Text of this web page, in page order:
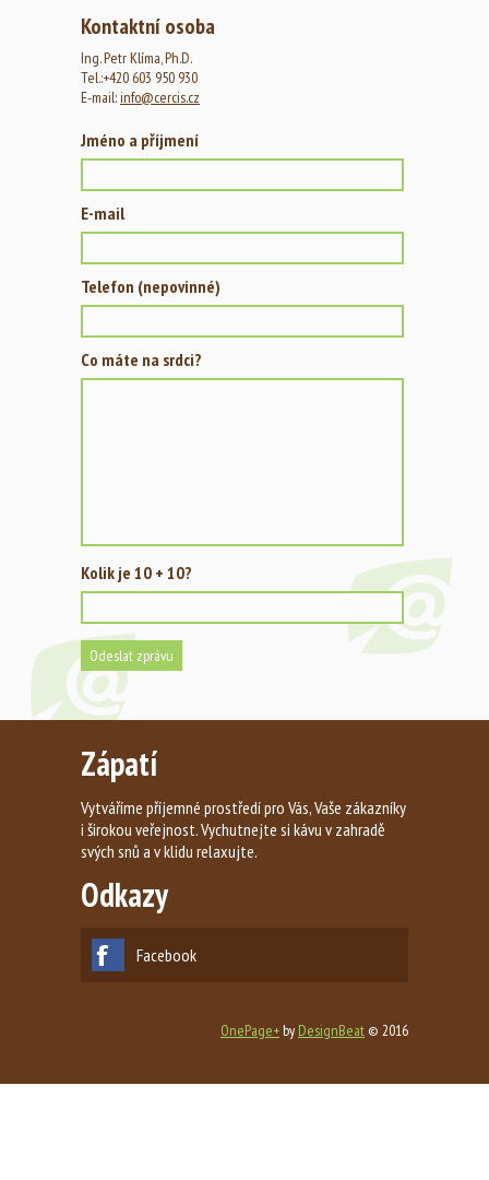
Kontaktní osoba
Ing. Petr Klíma, Ph.D.
Tel.:+420 603 950 930
E-mail:info@cercis.cz
Jméno a příjmení
E-mail
Telefon (nepovinné)
Co máte na srdci?
Kolik je 10 + 10?
Zápatí
Vytváříme příjemné prostředí pro Vás, Vaše zákazníky
i širokou veřejnost. Vychutnejte si kávu v zahradě
svých snů a v klidu relaxujte.
Odkazy
Facebook
OnePage+by DesignBeat © 2016